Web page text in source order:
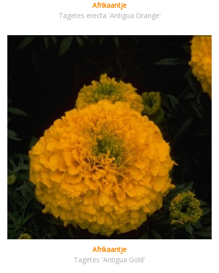
Afrikaantje
Tagetes erecta 'Antigua Orange'
Afrikaantje
Tagetes 'Antigua Gold'